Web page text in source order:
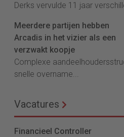
Derks vervulde 11 jaar
Meerdere partijen hebben
Arcadis in het vizier als een
verzwakt koopje
Complexe
snelle overname...
Vacatures
Financieel Controller